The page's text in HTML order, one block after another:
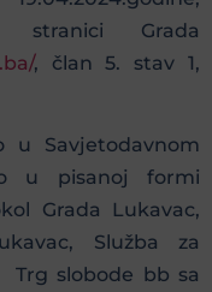
stranici Grada
, član 5. stav 1,
u Savjetodavnom
u pisanoj formi
Grada Lukavac,
Služba za
slobode bb sa